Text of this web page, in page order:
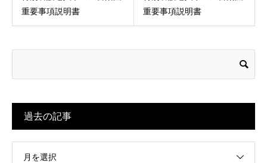
重要事項説明書
重要事項説明書
過去の記事
月を選択